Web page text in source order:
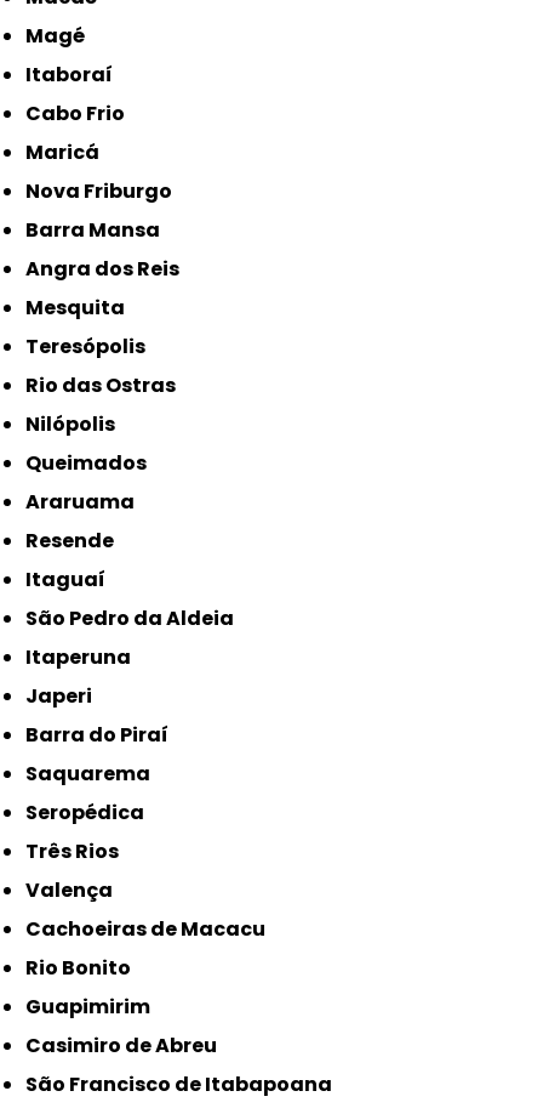
Magé
Itaboraí
Cabo Frio
Maricá
Nova Friburgo
Barra Mansa
Angra dos Reis
Mesquita
Teresópolis
Rio das Ostras
Nilópolis
Queimados
Araruama
Resende
Itaguaí
São Pedro da Aldeia
Itaperuna
Japeri
Barra do Piraí
Saquarema
Seropédica
Três Rios
Valença
Cachoeiras de Macacu
Rio Bonito
Guapimirim
Casimiro de Abreu
São Francisco de Itabapoana